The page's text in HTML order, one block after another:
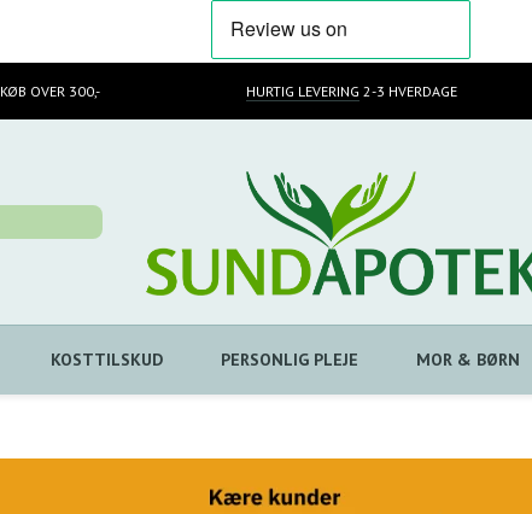
OVER 300,- HURTIG LEVERING 2-3 HVERDAGE
KOSTTILSKUD PERSONLIG PLEJE MOR & BØRN